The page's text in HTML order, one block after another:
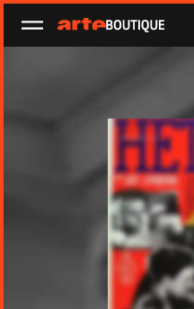
Ouvrir le menu